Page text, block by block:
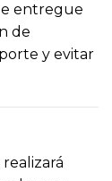
entregue
de
y evitar